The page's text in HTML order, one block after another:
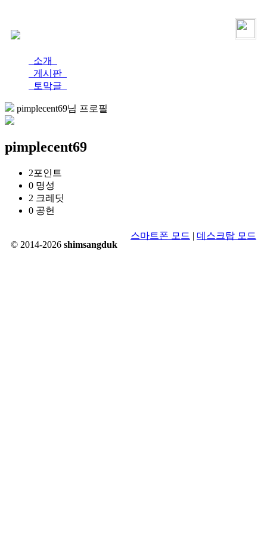
소개
게시판
토막글
pimplecent69님 프로필
pimplecent69
2포인트
0 명성
2 크레딧
0 공헌
© 2014-2026 shimsangduk
스마트폰 모드 | 데스크탑 모드